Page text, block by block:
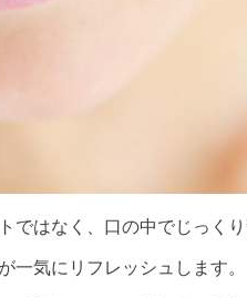
ではなく、口の中でじっく
一気にリフレッシュします。